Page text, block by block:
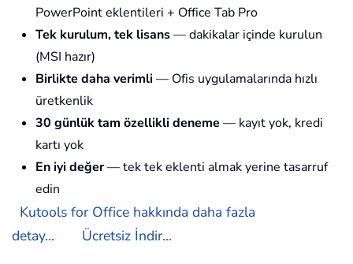
PowerPoint eklentileri + Office Tab Pro
Tek kurulum, tek lisans— dakikalar içinde kurulun
(MSI hazır)
Birlikte daha verimli — Ofis uygulamalarında hızlı
üretkenlik
30 günlük tam özellikli deneme — kayıt yok, kredi
kartı yok
En iyi değer— tek tek eklenti almak yerine tasarruf
edin
Kutools for Office hakkında daha fazla
detay...
Ücretsiz İndir...